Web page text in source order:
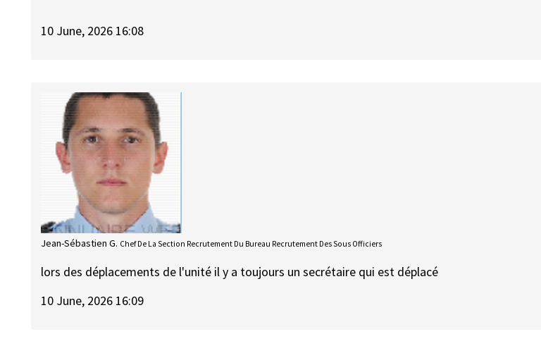
10 June, 2026 16:08
Jean-Sébastien G. Chef De La Section Recrutement Du Bureau Recrutement Des Sous Officiers
lors des déplacements de l'unité il y a toujours un secrétaire qui est déplacé
10 June, 2026 16:09